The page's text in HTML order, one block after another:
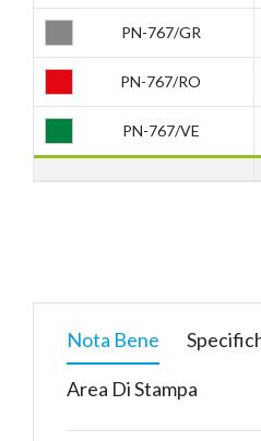
PN-767/GR
PN-767/RO
PN-767/VE
Nota Bene
Area Di Stampa